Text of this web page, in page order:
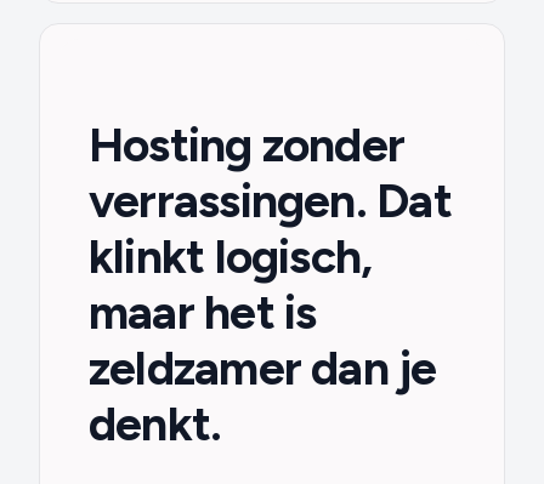
Hosting zonder
verrassingen. Dat
klinkt logisch,
maar het is
zeldzamer dan je
denkt.